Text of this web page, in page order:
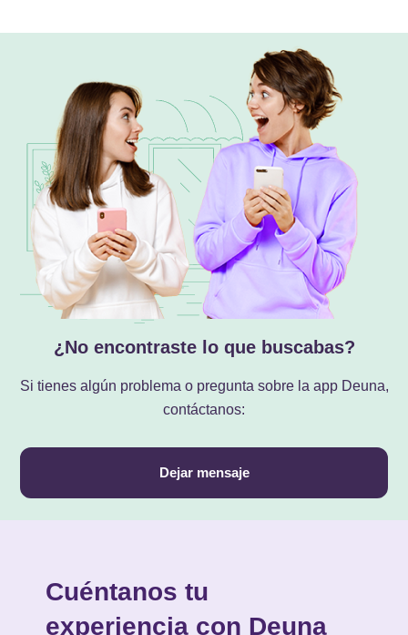
¿No encontraste lo que buscabas?
Si tienes algún problema o pregunta sobre la app Deuna,
contáctanos:
Dejar mensaje
Cuéntanos tu
experiencia con Deuna